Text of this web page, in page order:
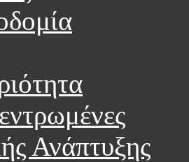
Ανάπτυξης